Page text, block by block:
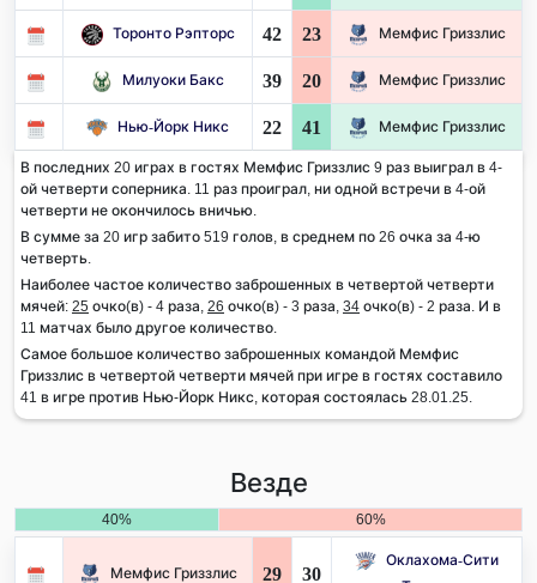
Торонто Рэпторс 42 23 Мемфис Гриззлис
Милуоки Бакс 39 20 Мемфис Гриззлис
Нью-Йорк Никс 22 41 Мемфис Гриззлис
В последних 20 играх в гостях Мемфис Гриззлис 9 раз выиграл в 4-
ой четверти соперника. 11 раз проиграл, ни одной встречи в 4-ой
четверти не окончилось вничью.
В сумме за 20 игр забито 519 голов, в среднем по 26 очка за 4-ю
четверть.
Наиболее частое количество заброшенных в четвертой четверти
мячей: 25 очко(в) - 4 раза, 26 очко(в) - 3 раза, 34 очко(в) - 2 раза. И в
11 матчах было другое количество.
Самое большое количество заброшенных командой Мемфис
Гриззлис в четвертой четверти мячей при игре в гостях составило
41 в игре против Нью-Йорк Никс, которая состоялась 28.01.25.
Везде
40% 60%
Мемфис Гриззлис 29 30
Оклахома-Сити